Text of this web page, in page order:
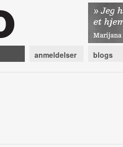
anmeldelser blogs